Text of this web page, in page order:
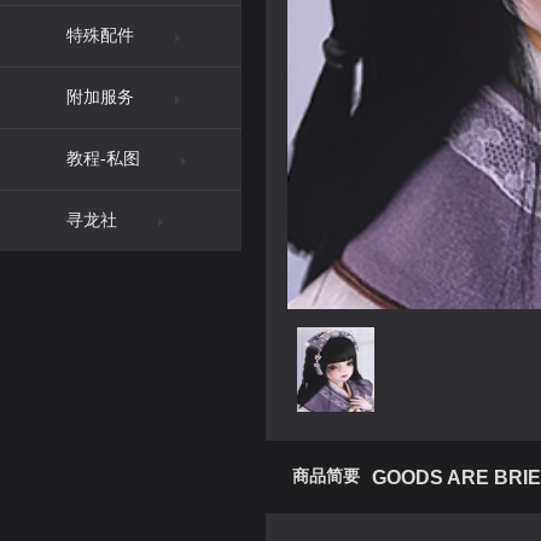
特殊配件
附加服务
教程-私图
寻龙社
商品简要 GOODS ARE